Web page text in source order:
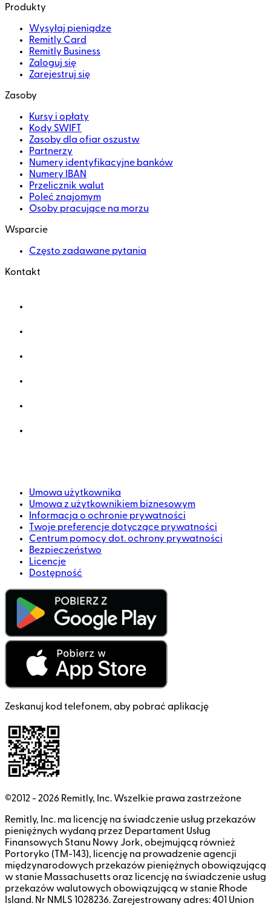
Produkty
Wysyłaj pieniądze
Remitly Card
Remitly Business
Zaloguj się
Zarejestruj się
Zasoby
Kursy i opłaty
Kody SWIFT
Zasoby dla ofiar oszustw
Partnerzy
Numery identyfikacyjne banków
Numery IBAN
Przelicznik walut
Poleć znajomym
Osoby pracujące na morzu
Wsparcie
Często zadawane pytania
Kontakt
Umowa użytkownika
Umowa z użytkownikiem biznesowym
Informacja o ochronie prywatności
Twoje preferencje dotyczące prywatności
Centrum pomocy dot. ochrony prywatności
Bezpieczeństwo
Licencje
Dostępność
Zeskanuj kod telefonem, aby pobrać aplikację
©2012 - 2026 Remitly, Inc. Wszelkie prawa zastrzeżone
Remitly, Inc. ma licencję na świadczenie usług przekazów
pieniężnych wydaną przez Departament Usług
Finansowych Stanu Nowy Jork, obejmującą również
Portoryko (TM-143), licencję na prowadzenie agencji
międzynarodowych przekazów pieniężnych obowiązującą
w stanie Massachusetts oraz licencję na świadczenie usług
przekazów walutowych obowiązującą w stanie Rhode
Island. Nr NMLS 1028236. Zarejestrowany adres: 401 Union